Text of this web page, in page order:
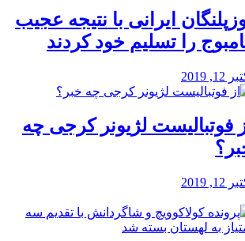
ایرانی با نتیجه عجیب
را تسلیم خود کردند
12, 2019
فوتبالیست لژیونر کرجی چه
12, 2019